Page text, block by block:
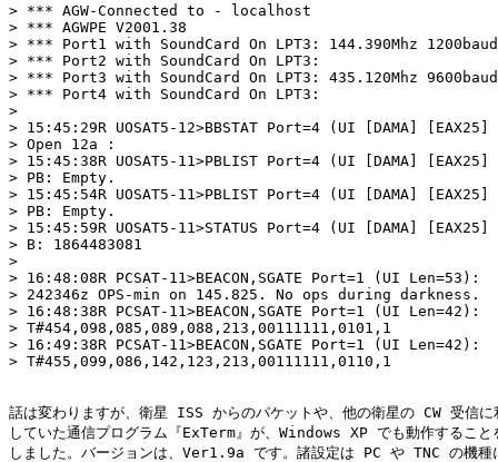
> *** AGW-Connected to - localhost
> *** AGWPE V2001.38
> *** Port1 with SoundCard On LPT3: 144.390Mhz 1200baud
> *** Port2 with SoundCard On LPT3:
> *** Port3 with SoundCard On LPT3: 435.120Mhz 9600baud
> *** Port4 with SoundCard On LPT3:
>
> 15:45:29R UOSAT5-12>BBSTAT Port=4 (UI [DAMA]
> Open 12a :
> 15:45:38R UOSAT5-11>PBLIST Port=4 (UI [DAMA]
> PB: Empty.
> 15:45:54R UOSAT5-11>PBLIST Port=4 (UI [DAMA]
> PB: Empty.
> 15:45:59R UOSAT5-11>STATUS Port=4 (UI [DAMA]
> B: 1864483081
>
> 16:48:08R PCSAT-11>BEACON,SGATE Port=1 (UI Len=53):
> 242346z OPS-min on 145.825. No ops during darkness.
> 16:48:38R PCSAT-11>BEACON,SGATE Port=1 (UI Len=42):
> T#454,098,085,089,088,213,00111111,0101,1
> 16:49:38R PCSAT-11>BEACON,SGATE Port=1 (UI Len=42):
> T#455,099,086,142,123,213,00111111,0110,1
話は変わりますが、衛星 ISS からのパケットや、他の衛星の CW 受信に
していた通信プログラム『ExTerm』が、Windows XP でも動作すること
しました。バージョンは、Ver1.9a です。諸設定は PC や TNC の機種